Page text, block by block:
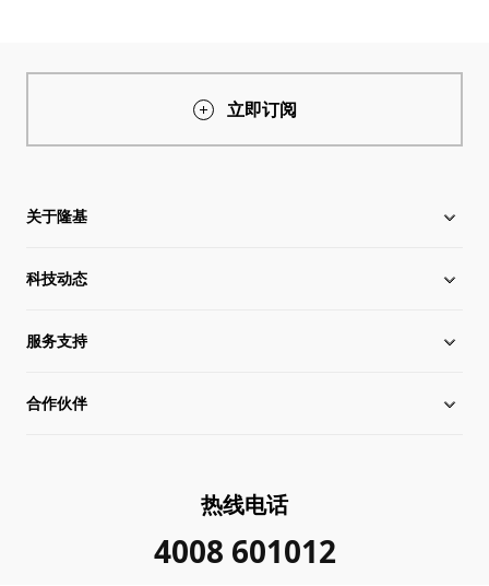
立即订阅
关于隆基
关于隆基
全球化布局
管理层信息
科技动态
硅片价格
行业动态
服务支持
下载中心
合作伙伴
热线电话
4008 601012